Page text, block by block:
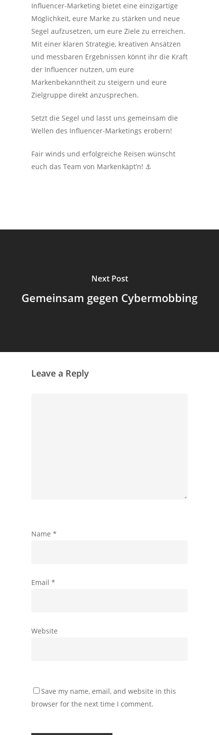
Influencer-Marketing bietet eine einzigartige
Möglichkeit, eure Marke zu stärken und neue
Segel aufzusetzen, um eure Ziele zu erreichen.
Mit einer klaren Strategie, kreativen Ansätzen
und messbaren Ergebnissen könnt ihr die Kraft
der Influencer nutzen, um eure
Markenbekanntheit zu steigern und eure
Zielgruppe direkt anzusprechen.
Setzt die Segel und lasst uns gemeinsam die
Wellen des Influencer-Marketings erobern!
Fair winds und erfolgreiche Reisen wünscht
euch das Team von Markenkäpt’n! ⚓️
Next Post
Gemeinsam gegen Cybermobbing
Leave a Reply
Name *
Email *
Website
Save my name, email, and website in this
browser for the next time I comment.